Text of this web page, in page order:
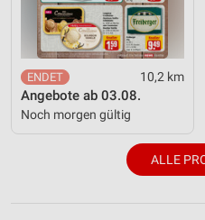
10,2 km
Angebote ab 03.08.
Noch morgen gültig
ALLE